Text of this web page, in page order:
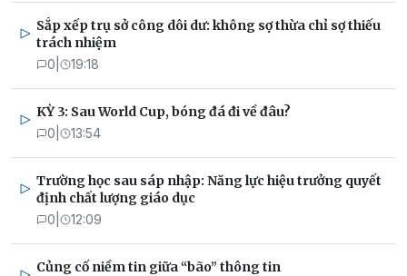
Sắp xếp trụ sở công dôi dư: không sợ thừa chỉ sợ thiếu
trách nhiệm
0 19:18
KỲ 3: Sau World Cup, bóng đá đi về đâu?
0 13:54
Trường học sau sáp nhập: Năng lực hiệu trưởng quyết
định chất lượng giáo dục
0 12:09
Củng cố niềm tin giữa “bão” thông tin